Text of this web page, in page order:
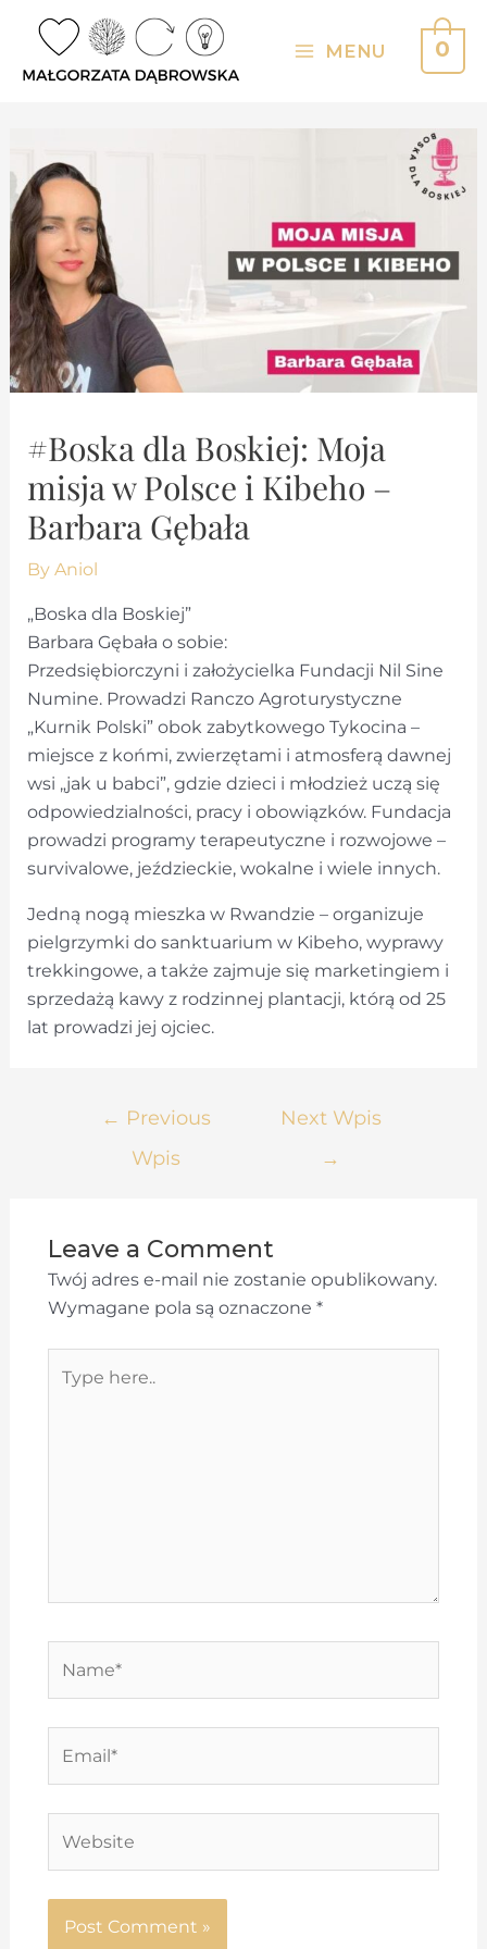
content
MENU 0
#Boska dla Boskiej: Moja
misja w Polsce i Kibeho –
Barbara Gębała
ByAniol
„Boska dla Boskiej”
Barbara Gębała o sobie:
Przedsiębiorczyni i założycielka Fundacji Nil Sine
Numine. Prowadzi Ranczo Agroturystyczne
„Kurnik Polski” obok zabytkowego Tykocina –
miejsce z końmi, zwierzętami i atmosferą dawnej
wsi „jak u babci”, gdzie dzieci i młodzież uczą się
odpowiedzialności, pracy i obowiązków. Fundacja
prowadzi programy terapeutyczne i rozwojowe –
survivalowe, jeździeckie, wokalne i wiele innych.
Jedną nogą mieszka w Rwandzie – organizuje
pielgrzymki do sanktuarium w Kibeho, wyprawy
trekkingowe, a także zajmuje się marketingiem i
sprzedażą kawy z rodzinnej plantacji, którą od 25
lat prowadzi jej ojciec.
Nawigacja
← Previous
Wpis
Next Wpis
→
Leave a Comment
Twój adres e-mail nie zostanie opublikowany.
Wymagane pola są oznaczone *
here..